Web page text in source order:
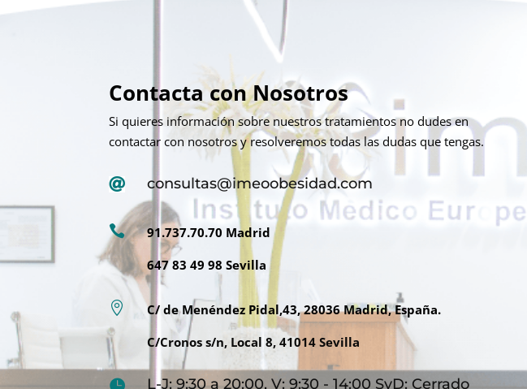
Contacta con Nosotros
Si quieres información sobre nuestros tratamientos no dudes en
contactar con nosotros y resolveremos todas las dudas que tengas.
 consultas@imeoobesidad.com

91.737.70.70 Madrid
647 83 49 98 Sevilla

C/ de Menéndez Pidal,43, 28036 Madrid, España.
C/Cronos s/n, Local 8, 41014 Sevilla
 L-J: 9:30 a 20:00, V: 9:30 - 14:00 SyD: Cerrado